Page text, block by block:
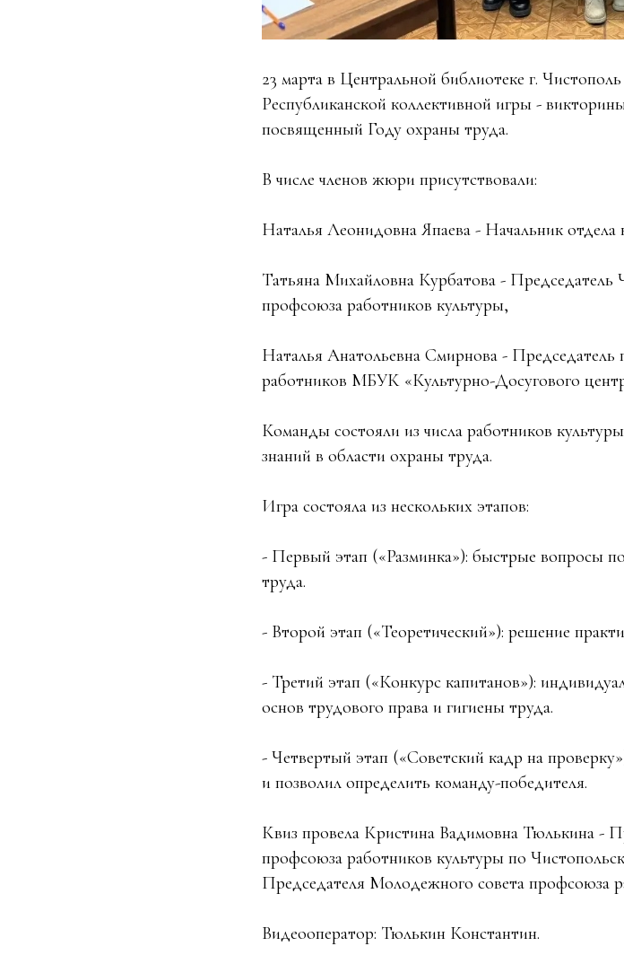
23 марта в Центральной библиотеке г.
Республиканской коллективной игры -
посвященный Году охраны труда.
В числе членов жюри присутствовали:
Наталья Леонидовна Япаева - Начальник
Татьяна Михайловна Курбатова - Председатель
профсоюза работников культуры,
Наталья Анатольевна Смирнова -
работников МБУК «Культурно-Досугового
Команды состояли из числа работников
знаний в области охраны труда.
Игра состояла из нескольких этапов:
- Первый этап («Разминка»): быстрые вопросы
труда.
- Второй этап («Теоретический»): решение
- Третий этап («Конкурс капитанов»):
основ трудового права и гигиены труда.
- Четвертый этап («Советский кадр на
и позволил определить команду-победителя.
Квиз провела Кристина Вадимовна Тюлькина -
профсоюза работников культуры по
Председателя Молодежного совета профсоюза
Видеооператор: Тюлькин Константин.